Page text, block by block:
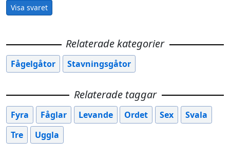
Visa svaret
Relaterade kategorier
Fågelgåtor Stavningsgåtor
Relaterade taggar
Fyra Fåglar Levande Ordet Sex
Svala
Tre
Uggla